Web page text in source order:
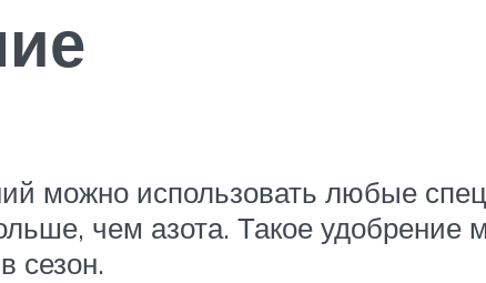
можно использовать любые
чем азота. Такое
сезон.